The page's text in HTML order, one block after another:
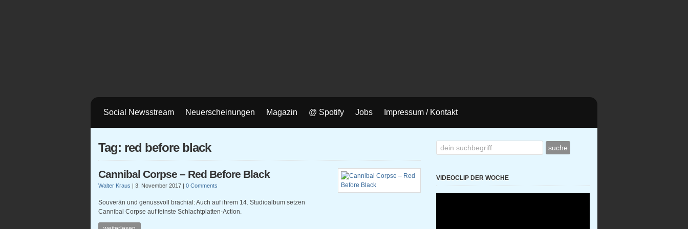
Social Newsstream Neuerscheinungen Magazin @ Spotify Jobs Impressum / Kontakt
Tag: red before black
Cannibal Corpse – Red Before Black
Walter Kraus | 3. November 2017 | 0 Comments
Souverän und genussvoll brachial: Auch auf ihrem 14. Studioalbum setzen
Cannibal Corpse auf feinste Schlachtplatten-Action.
VIDEOCLIP DER WOCHE